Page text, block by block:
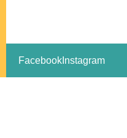
Facebook Instagram